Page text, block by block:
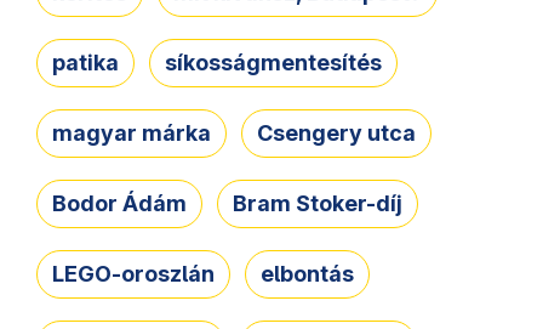
patika síkosságmentesítés
magyar márka Csengery utca
Bodor Ádám Bram Stoker-díj
LEGO-oroszlán elbontás